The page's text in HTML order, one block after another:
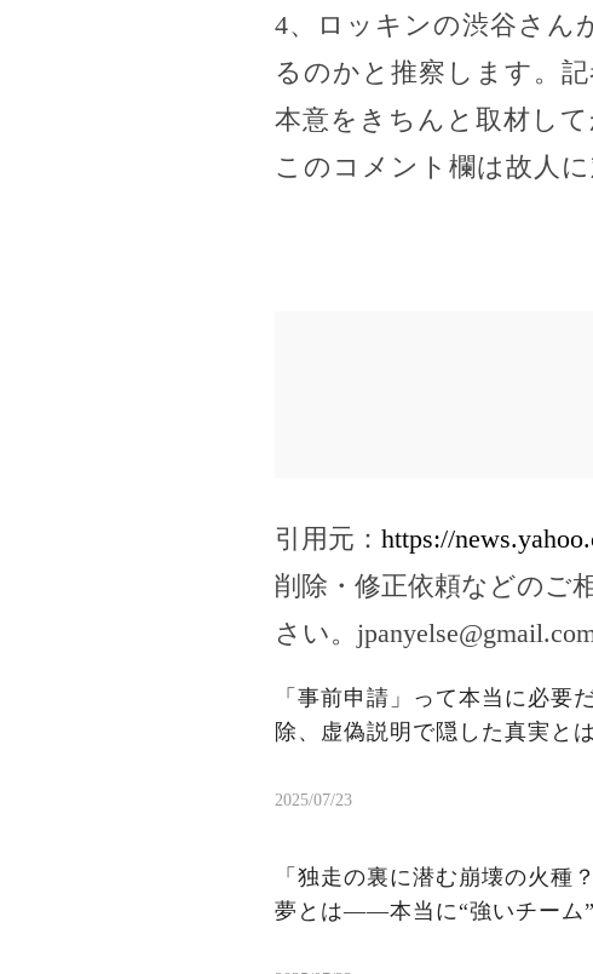
4、ロッキンの渋谷さん
るのかと推察します。
本意をきちんと取材し
このコメント欄は故人
引用元： https://
削除・修正依頼などのご
さい。
「事前申請」って本当に必要
除、虚偽説明で隠した真実と
2025/07/23
「独走の裏に潜む崩壊の火種
夢とは——本当に“強いチーム”